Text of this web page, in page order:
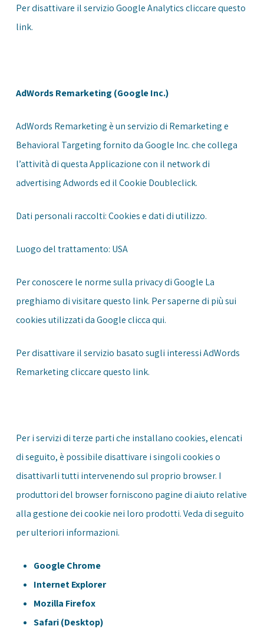
Per disattivare il servizio Google Analytics cliccare questo
link.
AdWords Remarketing (Google Inc.)
AdWords Remarketing è un servizio di Remarketing e
Behavioral Targeting fornito da Google Inc. che collega
l’attività di questa Applicazione con il network di
advertising Adwords ed il Cookie Doubleclick.
Dati personali raccolti: Cookies e dati di utilizzo.
Luogo del trattamento: USA
Per conoscere le norme sulla privacy di Google La
preghiamo di visitare questo link. Per saperne di più sui
cookies utilizzati da Google cliccaqui.
Per disattivare il servizio basato sugli interessi AdWords
Remarketing cliccare questo link.
Per i servizi di terze parti che installano cookies, elencati
di seguito, è possibile disattivare i singoli cookies o
disattivarli tutti intervenendo sul proprio browser. I
produttori del browser forniscono pagine di aiuto relative
alla gestione dei cookie nei loro prodotti. Veda di seguito
per ulteriori informazioni.
Google Chrome
Internet Explorer
Mozilla Firefox
Safari (Desktop)